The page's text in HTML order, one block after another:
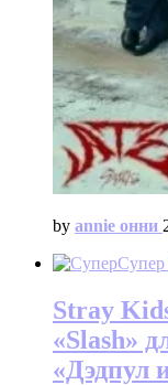
by annie онни
Супер
Stray
«Slash»
«Дэдпул